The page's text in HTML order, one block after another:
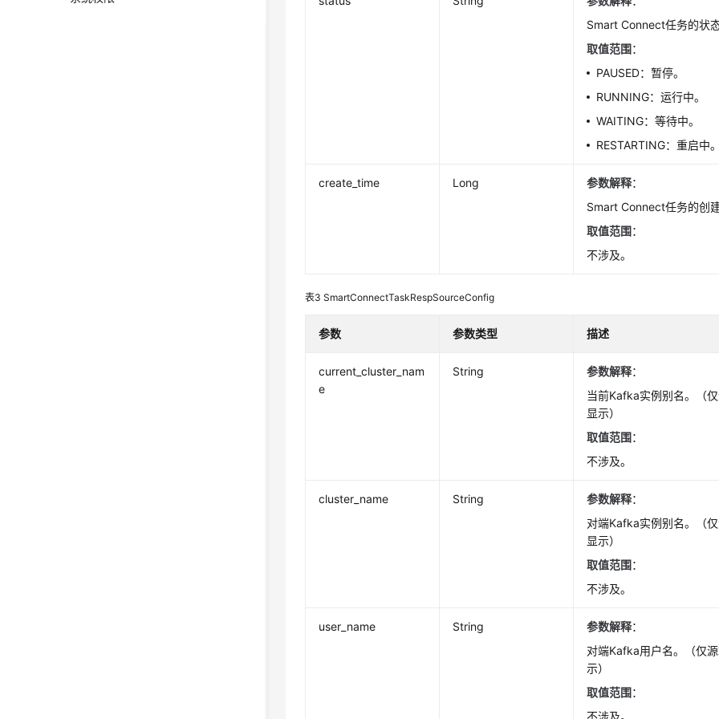
Smart Connect任务的状态
取值范围：
PAUSED：暂停。
RUNNING：运行中。
WAITING：等待中。
RESTARTING：重启中。
create_time Long 参数解释：
Smart Connect任务的创建
取值范围：
不涉及。
表3SmartConnectTaskRespSourceConfig
参数 参数类型 描述
current_cluster_nam
e
String 参数解释：
当前Kafka实例别名。（
显示）
取值范围：
不涉及。
cluster_name String 参数解释：
对端Kafka实例别名。（
显示）
取值范围：
不涉及。
user_name String 参数解释：
对端Kafka用户名。（仅
示）
取值范围：
不涉及。